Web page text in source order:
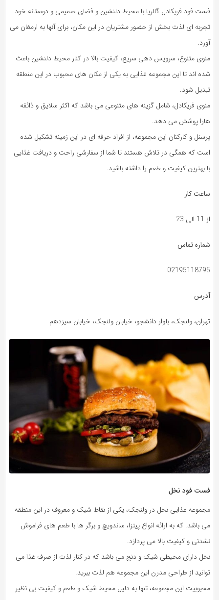
فست فود فریکادل گالریا با محیط دلنشین و فضای صمیمی و دوستانه خود
تجربه ای لذت بخش از حضور مشتریان در این مکان، برای آنها به ارمغان می
آورد.
منوی متنوع، سرویس دهی سریع، کیفیت بالا در کنار محیط دلنشین باعث
شده اند تا این مجموعه غذایی به یکی از مکان های محبوب در این منطقه
تبدیل شود.
منوی فریکادل، شامل گزینه های متنوعی می باشد که اکثر سلایق و ذائقه
هارا پوشش می دهد.
پرسنل و کارکنان این مجموعه، از افراد حرفه ای در این زمینه تشکیل شده
است که همگی در تلاش هستند تا شما از سفارشی راحت و دریافت غذایی
با بهترین کیفیت و طعم را داشته باشید.
ساعت کار
از 11 الی 23
شماره تماس
02195118795
آدرس
تهران، ولنجک، بلوار دانشجو، خیابان ولنجک، خیابان سیزدهم
فست فود نخل
مجموعه غذایی نخل در ولنجک، یکی از نقاط شیک و معروف در این منطقه
می باشد. که به ارائه انواع پیتزا، ساندویچ و برگر ها با طعم های فراموش
نشدنی و کیفیت بالا می پردازد.
نخل دارای محیطی شیک و دنج می باشد که در کنار لذت از صرف غذا می
توانید از طراحی مدرن این مجموعه هم لذت ببرید.
محبوبیت این مجموعه، تنها به دلیل محیط شیک و طعم و کیفیت بی نظیر